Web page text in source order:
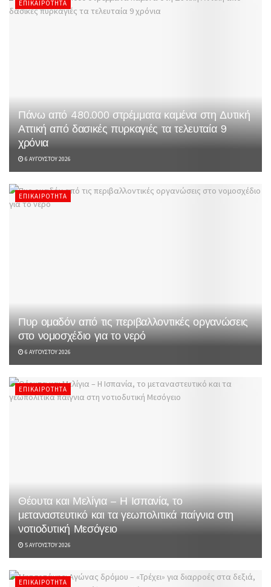
ΕΠΙΚΑΙΡΌΤΗΤΑ
Πάνω από 480.000 στρέμματα καμένα στη Δυτική
Αττική από δασικές πυρκαγιές τα τελευταία 9
χρόνια
6 ΑΥΓΟΎΣΤΟΥ 2026
ΕΠΙΚΑΙΡΌΤΗΤΑ
Πυρ ομαδόν από τις περιβαλλοντικές οργανώσεις
στο νομοσχέδιο για το νερό
6 ΑΥΓΟΎΣΤΟΥ 2026
ΕΠΙΚΑΙΡΌΤΗΤΑ
Θέουτα και Μελίγια – Η Ισπανία, το
μεταναστευτικό και τα γεωπολιτικά παίγνια στη
νοτιοδυτική Μεσόγειο
5 ΑΥΓΟΎΣΤΟΥ 2026
ΕΠΙΚΑΙΡΌΤΗΤΑ